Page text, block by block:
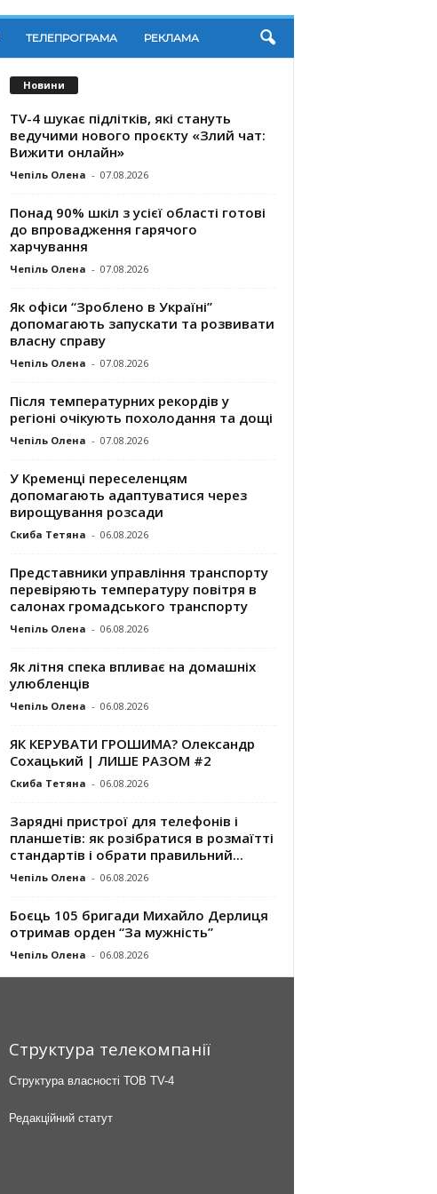
ТЕЛЕПРОГРАМА РЕКЛАМА
Новини
TV-4 шукає підлітків, які стануть
ведучими нового проєкту «Злий чат:
Вижити онлайн»
Чепіль Олена - 07.08.2026
Понад 90% шкіл з усієї області готові
до впровадження гарячого
харчування
Чепіль Олена - 07.08.2026
Як офіси “Зроблено в Україні”
допомагають запускaти та розвивати
власну справу
Чепіль Олена - 07.08.2026
Після температурних рекордів у
регіоні очікують похолодання та дощі
Чепіль Олена - 07.08.2026
У Кременці переселенцям
допомагають адаптуватися через
вирощування розсади
Скиба Тетяна - 06.08.2026
Представники управління транспорту
перевіряють температуру повітря в
салонах громадського транспорту
Чепіль Олена - 06.08.2026
Як літня спека впливає на домашніх
улюбленців
Чепіль Олена - 06.08.2026
ЯК КЕРУВАТИ ГРОШИМА? Олександр
Сохацький | ЛИШЕ РАЗОМ #2
Скиба Тетяна - 06.08.2026
Зарядні пристрої для телефонів і
планшетів: як розібратися в розмаїтті
стандартів і обрати правильний...
Чепіль Олена - 06.08.2026
Боєць 105 бригади Михайло Дерлиця
отримав орден “За мужність”
Чепіль Олена - 06.08.2026
Структура телекомпанії
Структура власності ТОВ TV-4
Редакційний статут